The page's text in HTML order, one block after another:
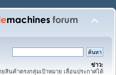
ข่าว:
สินค้าตรงกลุ่มเป้าหมาย เลื่อนประกาศได้